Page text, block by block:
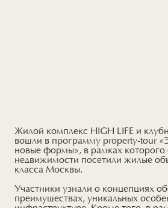
Жилой комплекс HIGH LIFE и
вошли в программу property-tour
новые формы», в рамках которого
недвижимости посетили жилые
класса Москвы.
Участники узнали о концепциях
преимуществах, уникальных